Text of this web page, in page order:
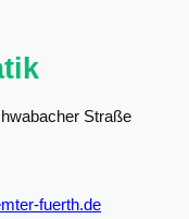
Straße
fuerth.de